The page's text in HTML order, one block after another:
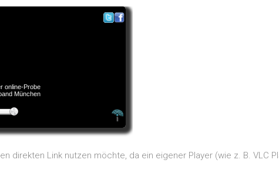
direkten Link nutzen möchte, da ein eigener Player (wie z. B. VLC